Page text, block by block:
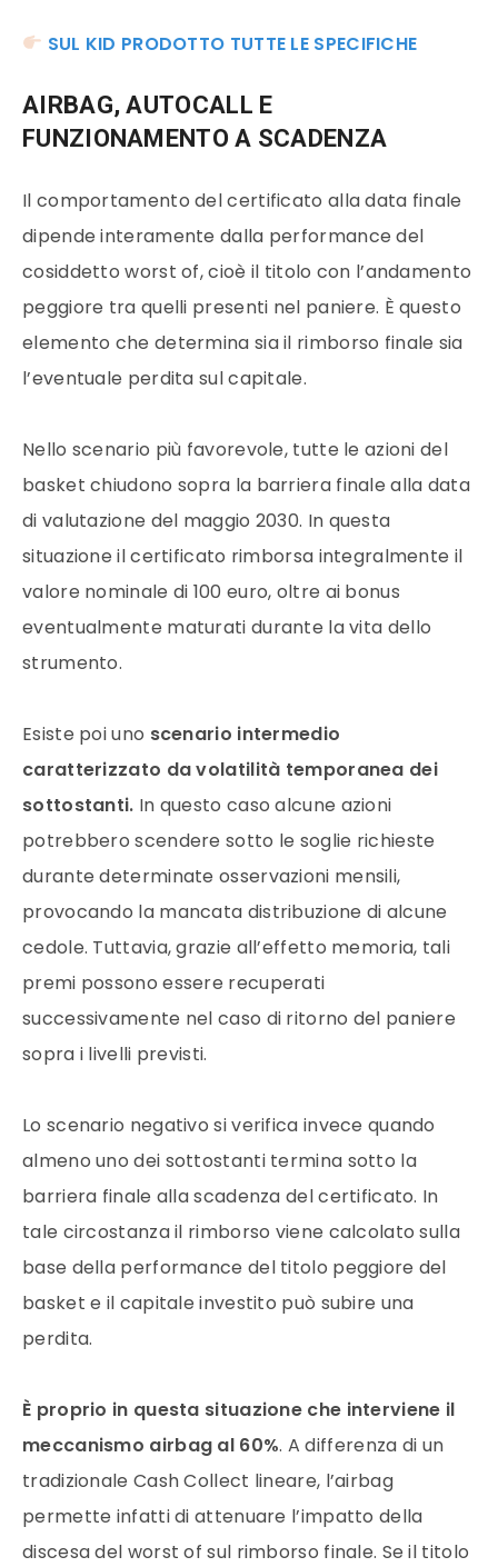
SUL KID PRODOTTO TUTTE LE SPECIFICHE
AIRBAG, AUTOCALL E
FUNZIONAMENTO A SCADENZA
Il comportamento del certificato alla data finale
dipende interamente dalla performance del
cosiddetto worst of, cioè il titolo con l’andamento
peggiore tra quelli presenti nel paniere. È questo
elemento che determina sia il rimborso finale sia
l’eventuale perdita sul capitale.
Nello scenario più favorevole, tutte le azioni del
basket chiudono sopra la barriera finale alla data
di valutazione del maggio 2030. In questa
situazione il certificato rimborsa integralmente il
valore nominale di 100 euro, oltre ai bonus
eventualmente maturati durante la vita dello
strumento.
Esiste poi uno scenario intermedio
caratterizzato da volatilità temporanea dei
sottostanti. In questo caso alcune azioni
potrebbero scendere sotto le soglie richieste
durante determinate osservazioni mensili,
provocando la mancata distribuzione di alcune
cedole. Tuttavia, grazie all’effetto memoria, tali
premi possono essere recuperati
successivamente nel caso di ritorno del paniere
sopra i livelli previsti.
Lo scenario negativo si verifica invece quando
almeno uno dei sottostanti termina sotto la
barriera finale alla scadenza del certificato. In
tale circostanza il rimborso viene calcolato sulla
base della performance del titolo peggiore del
basket e il capitale investito può subire una
perdita.
È proprio in questa situazione che interviene il
meccanismo airbag al 60%. A differenza di un
tradizionale Cash Collect lineare, l’airbag
permette infatti di attenuare l’impatto della
discesa del worst of sul rimborso finale. Se il titolo